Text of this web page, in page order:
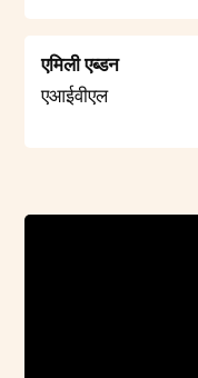
एमिली एब्डन
एआईवीएल